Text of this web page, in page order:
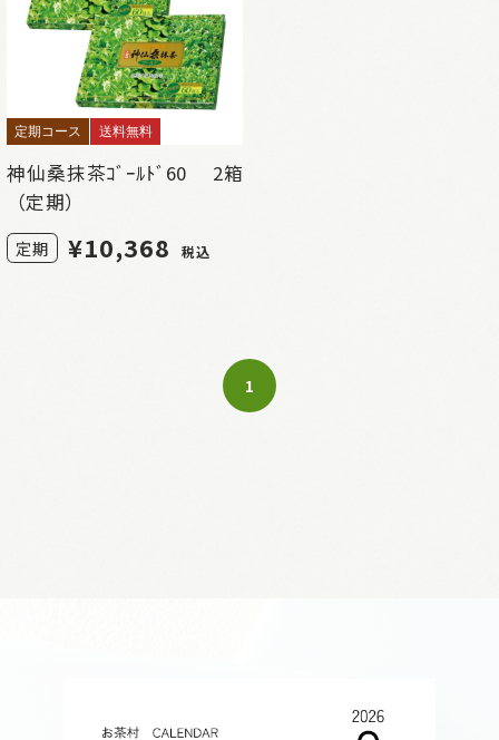
定期コース 送料無料
神仙桑抹茶ｺﾞｰﾙﾄﾞ60 2箱
（定期）
定期 ¥10,368 税込
1